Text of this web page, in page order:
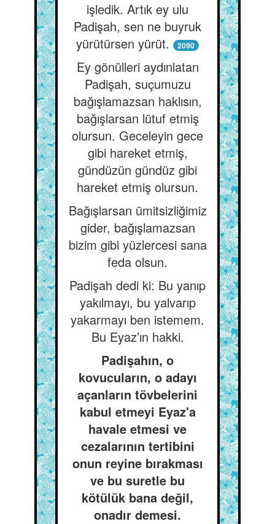
işledik. Artık ey ulu
Padişah, sen ne buyruk
yürütürsen yürüt.
2090
Ey gönülleri aydınlatan
Padişah, suçumuzu
bağışlamazsan haklısın,
bağışlarsan lütuf etmiş
olursun. Geceleyin gece
gibi hareket etmiş,
gündüzün gündüz gibi
hareket etmiş olursun.
Bağışlarsan ümitsizliğimiz
gider, bağışlamazsan
bizim gibi yüzlercesi sana
feda olsun.
Padişah dedi ki: Bu yanıp
yakılmayı, bu yalvarıp
yakarmayı ben istemem.
Bu Eyaz’ın hakki.
Padişahın, o
kovucuların, o adayı
açanların tövbelerini
kabul etmeyi Eyaz'a
havale etmesi ve
cezalarının tertibini
onun reyine bırakması
ve bu suretle bu
kötülük bana değil,
onadır demesi.